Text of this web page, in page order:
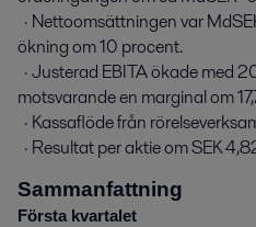
ökning om 10 procent.
motsvarande en marginal om
· Resultat per aktie om SEK
Sammanfattning
Första kvartalet